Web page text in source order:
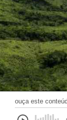
ouça este